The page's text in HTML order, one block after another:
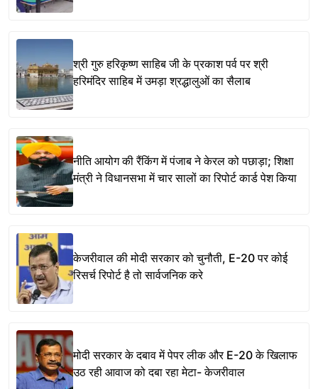
श्री गुरु हरिकृष्ण साहिब जी के प्रकाश पर्व पर श्री
हरिमंदिर साहिब में उमड़ा श्रद्धालुओं का सैलाब
नीति आयोग की रैंकिंग में पंजाब ने केरल को पछाड़ा; शिक्षा
मंत्री ने विधानसभा में चार सालों का रिपोर्ट कार्ड पेश किया
केजरीवाल की मोदी सरकार को चुनौती, E-20 पर कोई
रिसर्च रिपोर्ट है तो सार्वजनिक करे
मोदी सरकार के दबाव में पेपर लीक और E-20 के खिलाफ
उठ रही आवाज को दबा रहा मेटा- केजरीवाल